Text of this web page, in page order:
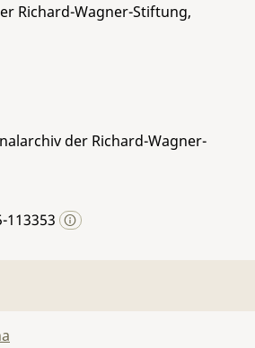
Richard-Wagner-Stiftung,
der Richard-Wagner-
113353